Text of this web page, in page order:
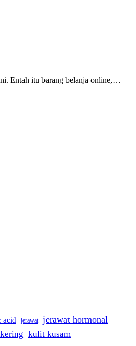
Entah itu barang belanja online,…
acid jerawat jerawat hormonal
kulit kusam